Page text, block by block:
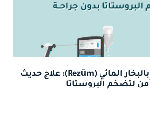
عملية التبخير بالبخار المائي (Rezūm): علاج حديث
لتضخم البروستاتا